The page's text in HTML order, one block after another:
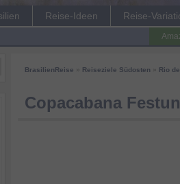
Reise-Ideen Reise-
BrasilienReise Reiseziele Südosten Rio
Copacabana